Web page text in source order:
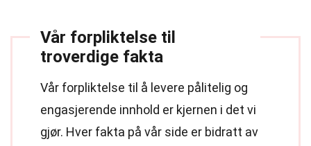
Vår forpliktelse til
troverdige fakta
Vår forpliktelse til å levere pålitelig og
engasjerende innhold er kjernen i det vi
gjør. Hver fakta på vår side er bidratt av